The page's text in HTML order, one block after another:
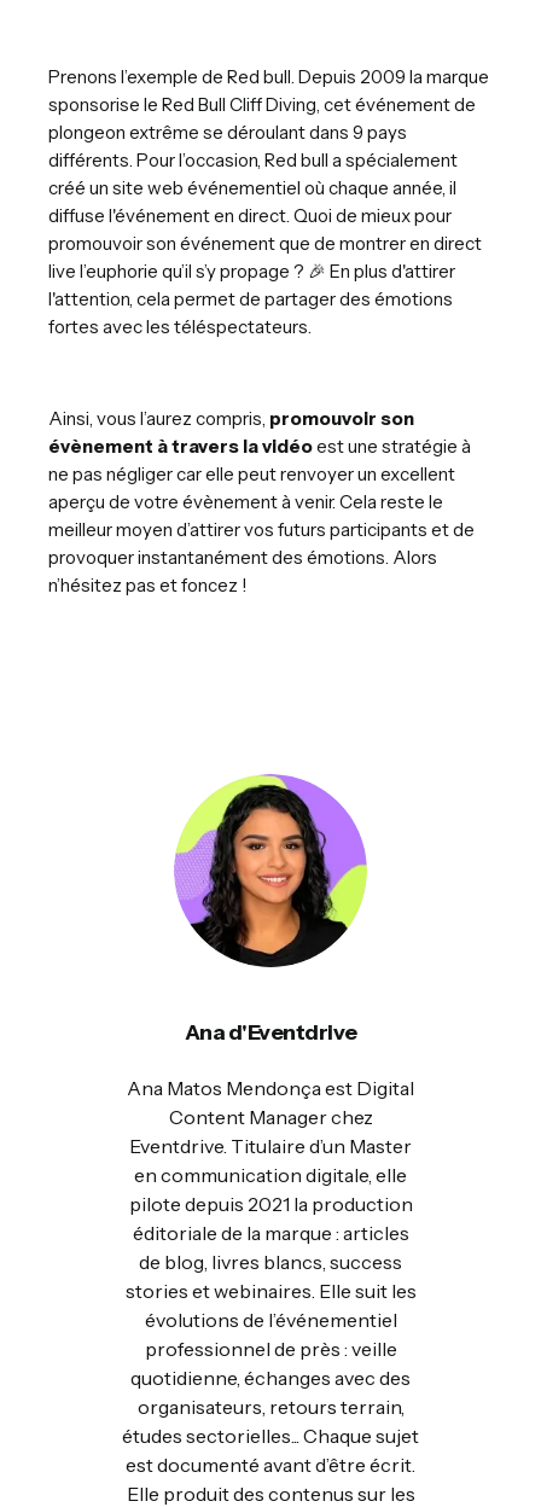
Prenons l’exemple de Red bull. Depuis 2009 la marque
sponsorise le Red Bull Cliff Diving, cet événement de
plongeon extrême se déroulant dans 9 pays
différents. Pour l’occasion, Red bull a spécialement
créé un site web événementiel où chaque année, il
diffuse l'événement en direct. Quoi de mieux pour
promouvoir son événement que de montrer en direct
live l’euphorie qu’il s’y propage ? 🎉 En plus d'attirer
l'attention, cela permet de partager des émotions
fortes avec les téléspectateurs.
Ainsi, vous l’aurez compris, promouvoir son
évènement à travers la vidéoest une stratégie à
ne pas négliger car elle peut renvoyer un excellent
aperçu de votre évènement à venir. Cela reste le
meilleur moyen d’attirer vos futurs participants et de
provoquer instantanément des émotions. Alors
n’hésitez pas et foncez !
Ana d'Eventdrive
Ana Matos Mendonça est Digital
Content Manager chez
Eventdrive. Titulaire d’un Master
en communication digitale, elle
pilote depuis 2021 la production
éditoriale de la marque : articles
de blog, livres blancs, success
stories et webinaires. Elle suit les
évolutions de l’événementiel
professionnel de près : veille
quotidienne, échanges avec des
organisateurs, retours terrain,
études sectorielles... Chaque sujet
est documenté avant d’être écrit.
Elle produit des contenus sur les